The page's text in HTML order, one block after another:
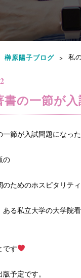
榊原陽子ブログ > 私
書の一節が
一節が入試問題になっ
の
のためのホスピタリテ
ある私立大学の大学院
です
予定です。